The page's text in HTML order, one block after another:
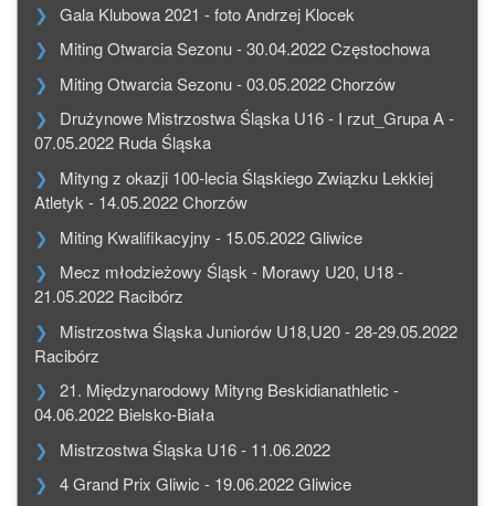
Gala Klubowa 2021 - foto Andrzej Klocek
Miting Otwarcia Sezonu - 30.04.2022 Częstochowa
Miting Otwarcia Sezonu - 03.05.2022 Chorzów
Drużynowe Mistrzostwa Śląska U16 - I rzut_Grupa A -
07.05.2022 Ruda Śląska
Mityng z okazji 100-lecia Śląskiego Związku Lekkiej
Atletyk - 14.05.2022 Chorzów
Miting Kwalifikacyjny - 15.05.2022 Gliwice
Mecz młodzieżowy Śląsk - Morawy U20, U18 -
21.05.2022 Racibórz
Mistrzostwa Śląska Juniorów U18,U20 - 28-29.05.2022
Racibórz
21. Międzynarodowy Mityng Beskidianathletic -
04.06.2022 Bielsko-Biała
Mistrzostwa Śląska U16 - 11.06.2022
4 Grand Prix Gliwic - 19.06.2022 Gliwice